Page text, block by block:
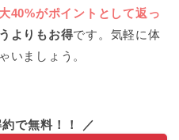
40%がポイントとして返っ
よりもお得です。気軽に体
いましょう。
で無料！！ ／